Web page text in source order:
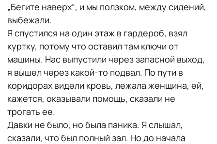
„Бегите наверх“, и мы ползком, между сидений,
выбежали.
Я спустился на один этаж в гардероб, взял
куртку, потому что оставил там ключи от
машины. Нас выпустили через запасной выход,
я вышел через какой-то подвал. По пути в
коридорах видели кровь, лежала женщина, ей,
кажется, оказывали помощь, сказали не
трогать ее.
Давки не было, но была паника. Я слышал,
сказали, что был полный зал. Но до начала